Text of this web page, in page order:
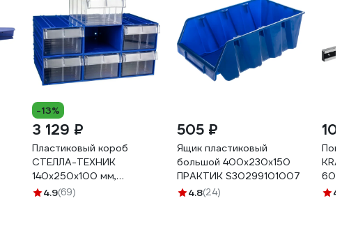
-13%
3 129 ₽
Пластиковый короб
СТЕЛЛА-ТЕХНИК
140x250x100 мм,
комплект 6 штук C-2-К6-
4.9(69)
505 ₽
Ящик пластиковый
большой 400x230x150
ПРАКТИК S30299101007
4.8(24)
10
4.6